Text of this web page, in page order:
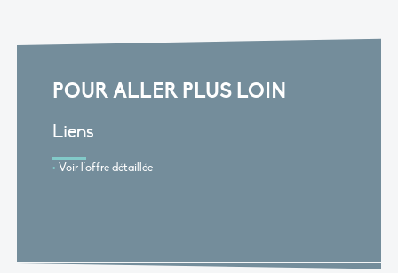
POUR ALLER PLUS LOIN
Liens
Voir l'offre détaillée